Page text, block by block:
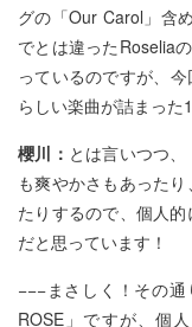
グの「Our Carol」含
でとは違ったRoselia
っているのですが、
らしい楽曲が詰まった
櫻川： とは言いつつ
も爽やかさもあった
たりするので、個人
だと思っています！
−−−まさしく！その
ROSE」ですが、個